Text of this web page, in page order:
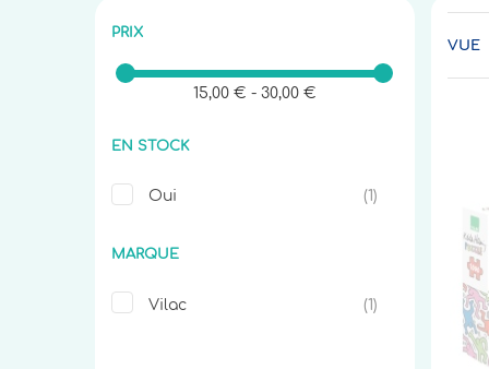
PRIX
15,00 € - 30,00 €
EN STOCK
Oui (1)
MARQUE
Vilac (1)
VUE